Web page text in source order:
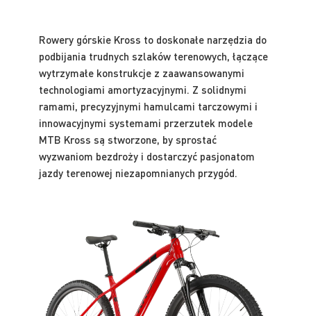
Rowery górskie Kross to doskonałe narzędzia do
podbijania trudnych szlaków terenowych, łączące
wytrzymałe konstrukcje z zaawansowanymi
technologiami amortyzacyjnymi. Z solidnymi
ramami, precyzyjnymi hamulcami tarczowymi i
innowacyjnymi systemami przerzutek modele
MTB Kross są stworzone, by sprostać
wyzwaniom bezdroży i dostarczyć pasjonatom
jazdy terenowej niezapomnianych przygód.